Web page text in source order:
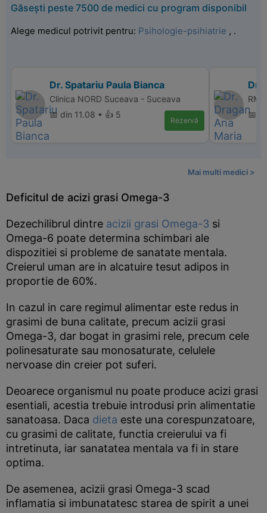
Găsești peste 7500 de medici cu program disponibil
Alege medicul potrivit pentru: Psihologie-psihiatrie , .
Dr. Spatariu Paula Bianca
Clinica NORD Suceava - Suceava
📅 din 11.08 • 👍 5
Rezervă
Dr.
📅
Mai multi medici >
Deficitul de acizi grasi Omega-3
Dezechilibrul dintre acizii grasi Omega-3 si
Omega-6 poate determina schimbari ale
dispozitiei si probleme de sanatate mentala.
Creierul uman are in alcatuire tesut adipos in
proportie de 60%.
In cazul in care regimul alimentar este redus in
grasimi de buna calitate, precum acizii grasi
Omega-3, dar bogat in grasimi rele, precum cele
polinesaturate sau monosaturate, celulele
nervoase din creier pot suferi.
Deoarece organismul nu poate produce acizi grasi
esentiali, acestia trebuie introdusi prin alimentatie
sanatoasa. Daca dieta este una corespunzatoare,
cu grasimi de calitate, functia creierului va fi
intretinuta, iar sanatatea mentala va fi in stare
optima.
De asemenea, acizii grasi Omega-3 scad
inflamatia si imbunatatesc starea de spirit a unei